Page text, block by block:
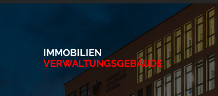
IMMOBILIEN
VERWALTUNGSGEBÄUDE